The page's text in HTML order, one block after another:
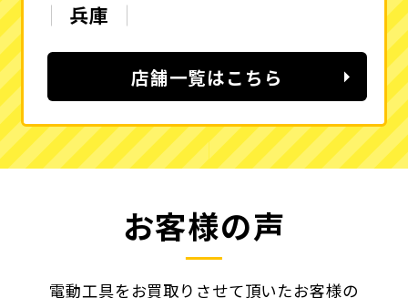
兵庫
店舗一覧はこちら
お客様の声
電動工具をお買取りさせて頂いたお客様の